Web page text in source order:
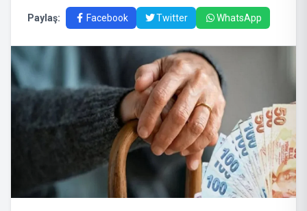
Paylaş: Facebook Twitter WhatsApp